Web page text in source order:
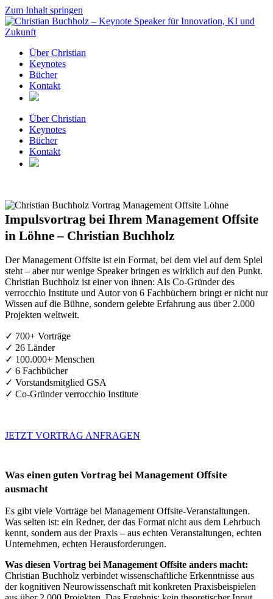
Zum Inhalt springen
Über Christian
Keynotes
Bücher
Kontakt
Über Christian
Keynotes
Bücher
Kontakt
Impulsvortrag bei Ihrem Management Offsite
in Löhne – Christian Buchholz
Der Management Offsite ist ein Format, bei dem viel auf dem Spiel
steht – aber nur wenige Speaker bringen es wirklich auf den Punkt.
Christian Buchholz ist einer von ihnen: Als Co-Gründer des
verrocchio Institute und Autor von 6 Fachbüchern bringt er nicht nur
Wissen auf die Bühne, sondern gelebte Erfahrung aus über 2.000
Projekten weltweit.
✓ 700+ Vorträge
✓ 26 Länder
✓ 100.000+ Menschen
✓ 6 Fachbücher
✓ Vorstandsmitglied GSA
✓ Co-Gründer verrocchio Institute
JETZT VORTRAG ANFRAGEN
Was einen guten Vortrag bei Management Offsite
ausmacht
Es gibt viele Vorträge bei Management Offsite-Veranstaltungen.
Was selten ist: ein Redner, der das Format nicht aus dem Lehrbuch
kennt, sondern aus der Praxis – aus echten Veranstaltungen, echten
Unternehmen, echten Herausforderungen.
Was diesen Vortrag bei Management Offsite anders macht:
Christian Buchholz verbindet wissenschaftliche Erkenntnisse aus
der kognitiven Neurowissenschaft mit konkreten Praxisbeispielen